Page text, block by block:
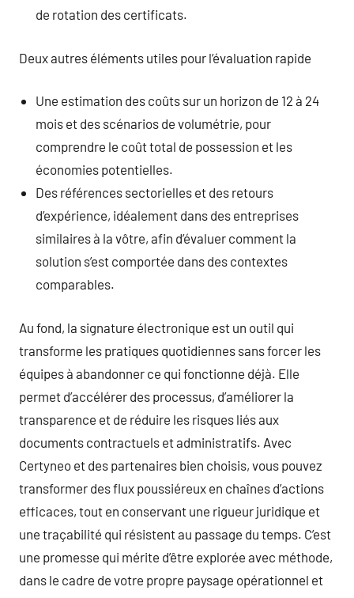
de rotation des certificats.
Deux autres éléments utiles pour l’évaluation rapide
Une estimation des coûts sur un horizon de 12 à 24
mois et des scénarios de volumétrie, pour
comprendre le coût total de possession et les
économies potentielles.
Des références sectorielles et des retours
d’expérience, idéalement dans des entreprises
similaires à la vôtre, afin d’évaluer comment la
solution s’est comportée dans des contextes
comparables.
Au fond, la signature électronique est un outil qui
transforme les pratiques quotidiennes sans forcer les
équipes à abandonner ce qui fonctionne déjà. Elle
permet d’accélérer des processus, d’améliorer la
transparence et de réduire les risques liés aux
documents contractuels et administratifs. Avec
Certyneo et des partenaires bien choisis, vous pouvez
transformer des flux poussiéreux en chaînes d’actions
efficaces, tout en conservant une rigueur juridique et
une traçabilité qui résistent au passage du temps. C’est
une promesse qui mérite d’être explorée avec méthode,
dans le cadre de votre propre paysage opérationnel et